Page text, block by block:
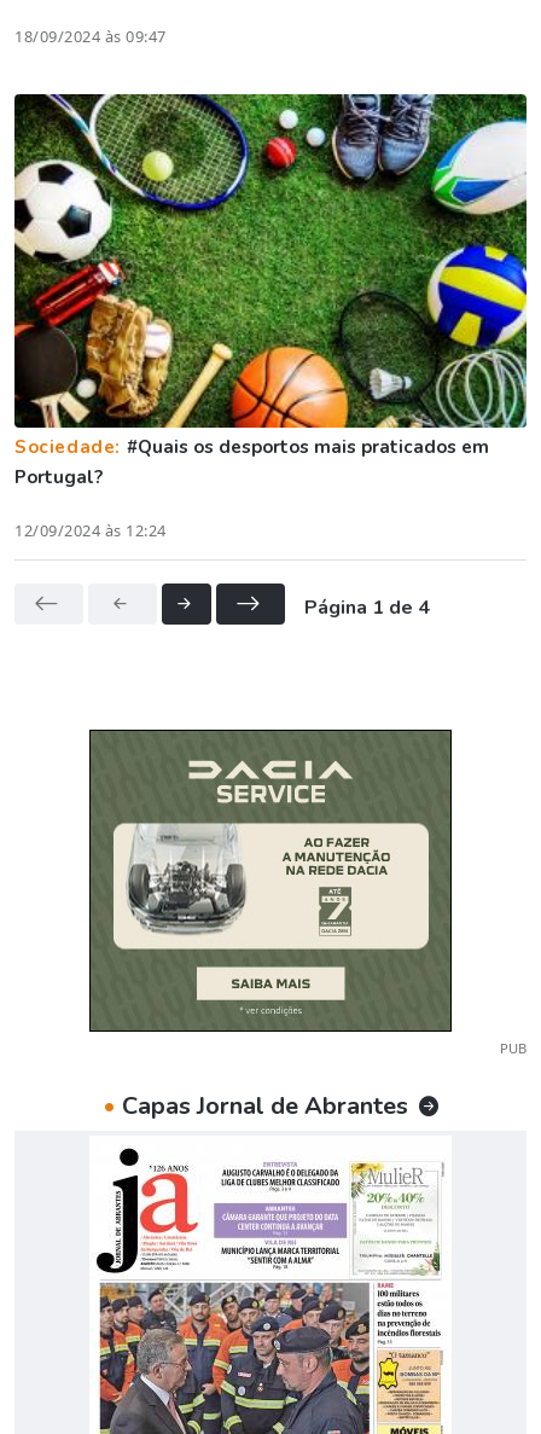
18/09/2024 às 09:47
Sociedade: #Quais os desportos mais praticados em
Portugal?
12/09/2024 às 12:24
Página 1 de 4
PUB
• Capas Jornal de Abrantes